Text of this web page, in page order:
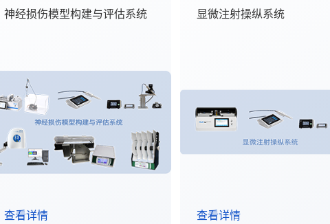
神经损伤模型构建与评估系统
查看详情
显微注射操纵系统
查看详情